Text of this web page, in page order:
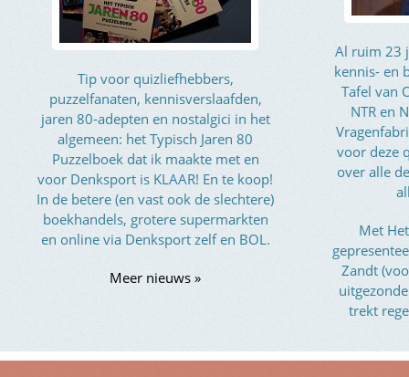
Tip voor quizliefhebbers,
puzzelfanaten, kennisverslaafden,
jaren 80-adepten en nostalgici in het
algemeen: het Typisch Jaren 80
Puzzelboek dat ik maakte met en
voor Denksport is KLAAR! En te koop!
In de betere (en vast ook de slechtere)
boekhandels, grotere supermarkten
en online via Denksport zelf en BOL.
Meer nieuws »
Al ruim 23
kennis- en
Tafel van
NTR en
voor deze
over alle
Met
Zandt
trekt